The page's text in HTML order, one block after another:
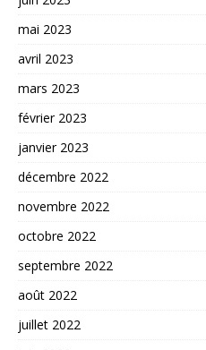
mai 2023
avril 2023
mars 2023
février 2023
janvier 2023
décembre 2022
novembre 2022
octobre 2022
septembre 2022
août 2022
juillet 2022